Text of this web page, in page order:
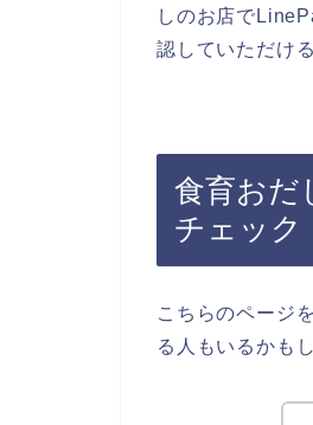
しのお店で
認していただけ
食育おだ
チェック
こちらのページ
る人もいるかも